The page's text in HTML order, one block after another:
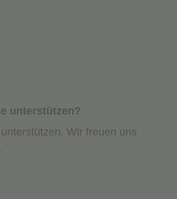
unterstützen?
Wir freuen uns